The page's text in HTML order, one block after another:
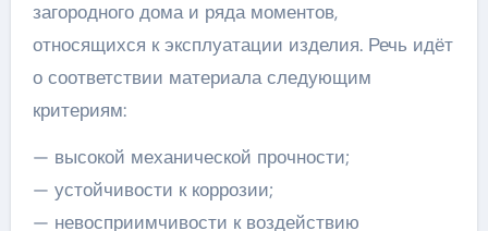
загородного дома и ряда моментов,
относящихся к эксплуатации изделия. Речь идёт
о соответствии материала следующим
критериям:
— высокой механической прочности;
— устойчивости к коррозии;
— невосприимчивости к воздействию